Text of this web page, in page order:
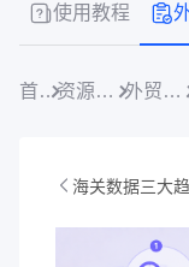
使用教程
首页 资源中心 外贸资讯
海关数据三大